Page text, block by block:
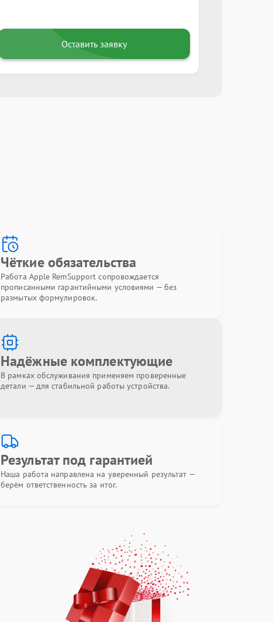
Оставить заявку
Чёткие обязательства
Работа Apple RemSupport сопровождается
прописанными гарантийными условиями — без
размытых формулировок.
Надёжные комплектующие
В рамках обслуживания применяем проверенные
детали — для стабильной работы устройства.
Результат под гарантией
Наша работа направлена на уверенный результат —
берём ответственность за итог.